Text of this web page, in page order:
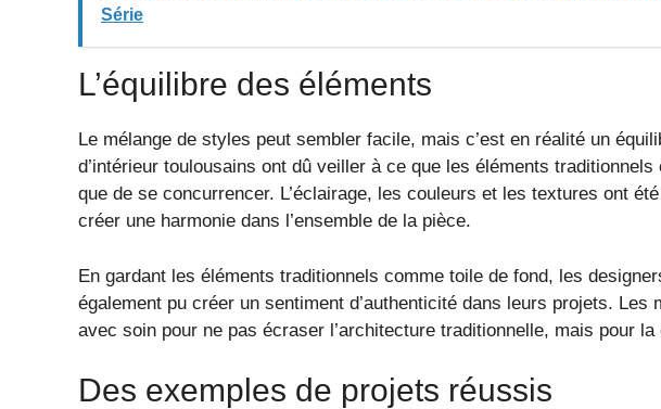
Série
L’équilibre des éléments
Le mélange de styles peut sembler facile, mais c’est en réalité un
d’intérieur toulousains ont dû veiller à ce que les éléments
que de se concurrencer. L’éclairage, les couleurs et les textures ont
créer une harmonie dans l’ensemble de la pièce.
En gardant les éléments traditionnels comme toile de fond, les
également pu créer un sentiment d’authenticité dans leurs projets. Les
avec soin pour ne pas écraser l’architecture traditionnelle, mais pour
Des exemples de projets réussis